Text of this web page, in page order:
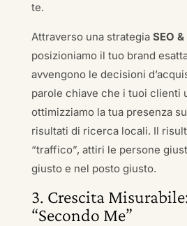
te.
Attraverso una strategia SEO &
posizioniamo il tuo brand
avvengono le decisioni
parole chiave che i tuoi clienti
ottimizziamo la tua presenza
risultati di ricerca locali. Il
“traffico”, attiri le persone
giusto e nel posto giusto.
3. Crescita
“Secondo Me”